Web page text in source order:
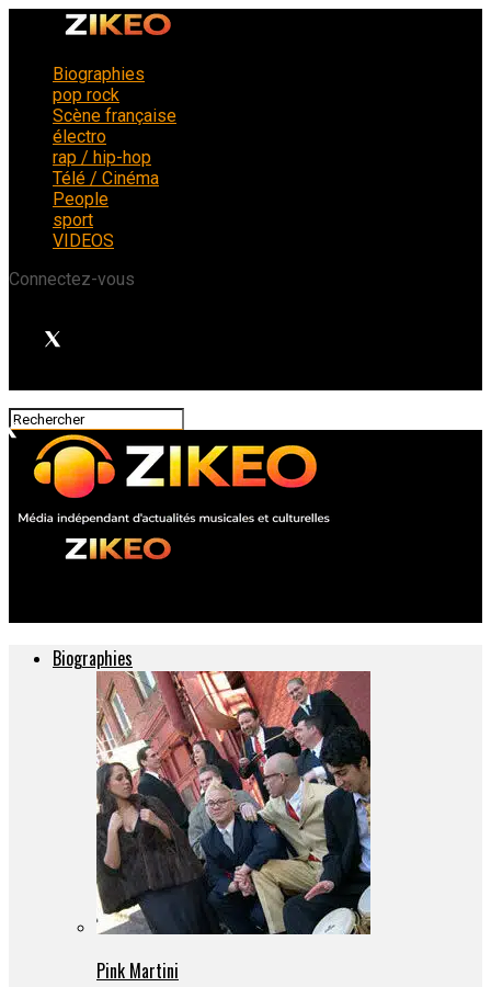
Biographies
pop rock
Scène française
électro
rap / hip-hop
Télé / Cinéma
People
sport
VIDEOS
Connectez-vous
Biographies
Pink Martini